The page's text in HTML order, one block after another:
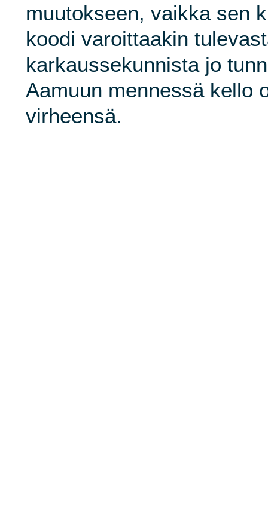
muutokseen, vaikka sen
koodi varoittaakin
karkaussekunnista jo
Aamuun mennessä kello
virheensä.